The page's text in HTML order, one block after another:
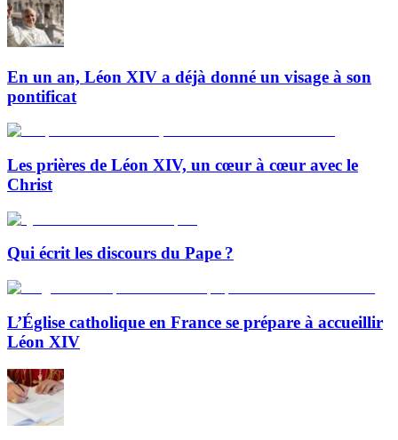
En un an, Léon XIV a déjà donné un visage à son
pontificat
Les prières de Léon XIV, un cœur à cœur avec le
Christ
Qui écrit les discours du Pape ?
L’Église catholique en France se prépare à accueillir
Léon XIV